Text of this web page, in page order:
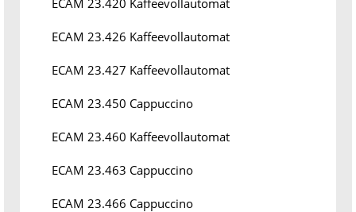
ECAM 23.420 Kaffeevollautomat
ECAM 23.426 Kaffeevollautomat
ECAM 23.427 Kaffeevollautomat
ECAM 23.450 Cappuccino
ECAM 23.460 Kaffeevollautomat
ECAM 23.463 Cappuccino
ECAM 23.466 Cappuccino